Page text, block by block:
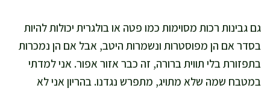
גם גבינות רכות מסוימות כמו פטה או בולגרית יכולות להיות
בסדר אם הן מפוסטרות ונשמרות היטב, אבל אם הן נמכרות
בתפזורת בלי תווית ברורה, זה כבר אזור אפור. אני למדתי
במטבח שמה שלא מתויג, מתפרש נגדנו. בהריון אני לא